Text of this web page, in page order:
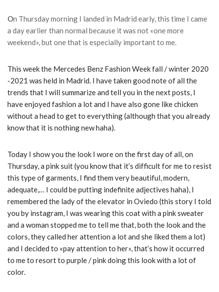
On Thursday morning I landed in Madrid early, this time I came
a day earlier than normal because it was not «one more
weekend», but one that is especially important to me.
This week the Mercedes Benz Fashion Week fall / winter 2020
-2021 was held in Madrid. I have taken good note of all the
trends that I will summarize and tell you in the next posts, I
have enjoyed fashion a lot and I have also gone like chicken
without a head to get to everything (although that you already
know that it is nothing new haha).
Today I show you the look I wore on the first day of all, on
Thursday, a pink suit (you know that it’s difficult for me to resist
this type of garments, I find them very beautiful, modern,
adequate,… I could be putting indefinite adjectives haha), I
remembered the lady of the elevator in Oviedo (this story I told
you by instagram, I was wearing this coat with a pink sweater
and a woman stopped me to tell me that, both the look and the
colors, they called her attention a lot and she liked them a lot)
and I decided to «pay attention to her», that’s how it occurred
to me to resort to purple / pink doing this look with a lot of
color.